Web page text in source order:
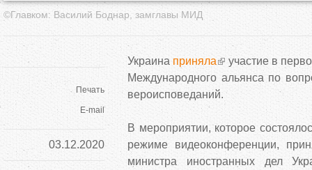
©Главком: Василий Боднар, замглавы МИД
Печать
E-mail
03.12.2020
Украина приняла
участие в
Международного альянса по
вероисповеданий.
В мероприятии, которое
режиме видеоконференции,
министра иностранных дел